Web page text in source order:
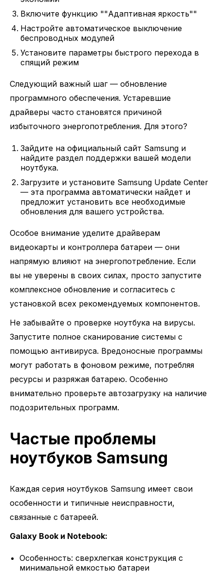
Включите функцию ""Адаптивная яркость""
Настройте автоматическое выключение
беспроводных модулей
Установите параметры быстрого перехода в
спящий режим
Следующий важный шаг — обновление
программного обеспечения. Устаревшие
драйверы часто становятся причиной
избыточного энергопотребления. Для этого?
Зайдите на официальный сайт Samsung и
найдите раздел поддержки вашей модели
ноутбука.
Загрузите и установите Samsung Update Center
— эта программа автоматически найдет и
предложит установить все необходимые
обновления для вашего устройства.
Особое внимание уделите драйверам
видеокарты и контроллера батареи — они
напрямую влияют на энергопотребление. Если
вы не уверены в своих силах, просто запустите
комплексное обновление и согласитесь с
установкой всех рекомендуемых компонентов.
Не забывайте о проверке ноутбука на вирусы.
Запустите полное сканирование системы с
помощью антивируса. Вредоносные программы
могут работать в фоновом режиме, потребляя
ресурсы и разряжая батарею. Особенно
внимательно проверьте автозагрузку на наличие
подозрительных программ.
Частые проблемы
ноутбуков Samsung
Каждая серия ноутбуков Samsung имеет свои
особенности и типичные неисправности,
связанные с батареей.
Galaxy Book и Notebook:
Особенность: сверхлегкая конструкция с
минимальной емкостью батареи